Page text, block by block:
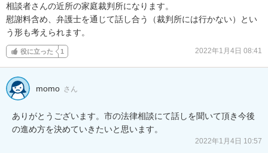
相談者さんの近所の家庭裁判所になります。
慰謝料含め、弁護士を通じて話し合う（裁判所には行かない）とい
う形も考えられます。
役に立った 1 2022年1月4日 08:41
momo さん
ありがとうございます。市の法律相談にて話しを聞いて頂き今後
の進め方を決めていきたいと思います。
2022年1月4日 10:57